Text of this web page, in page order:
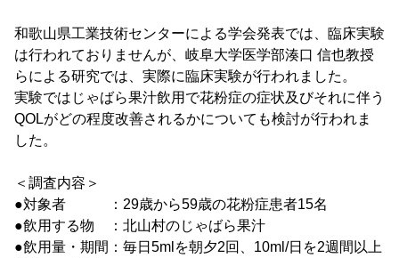
和歌山県工業技術センターによる学会発表では、臨床実験
は行われておりませんが、岐阜大学医学部湊口 信也教授
らによる研究では、実際に臨床実験が行われました。
実験ではじゃばら果汁飲用で花粉症の症状及びそれに伴う
QOLがどの程度改善されるかについても検討が行われま
した。
＜調査内容＞
●対象者 ：29歳から59歳の花粉症患者15名
●飲用する物 ：北山村のじゃばら果汁
●飲用量・期間：毎日5mlを朝夕2回、10ml/日を2週間以上